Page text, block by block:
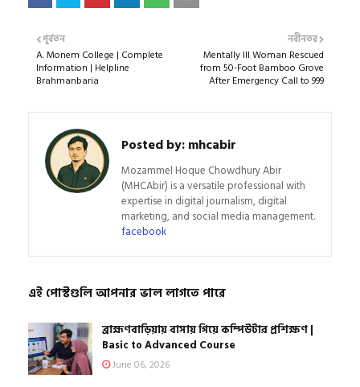
নবীনতর
Mentally Ill Woman Rescued
from 50-Foot Bamboo Grove
After Emergency Call to 999
পূর্বতন
A. Monem College | Complete
Information | Helpline
Brahmanbaria
Posted by:mhcabir
Mozammel Hoque Chowdhury Abir
(MHCAbir) is a versatile professional with
expertise in digital journalism, digital
marketing, and social media management.
facebook
এই পোস্টগুলি আপনার ভাল লাগতে পারে
ব্রাহ্মণবাড়িয়ায় বাসায় গিয়ে কম্পিউটার প্রশিক্ষণ |
Basic to Advanced Course
June 06, 2026